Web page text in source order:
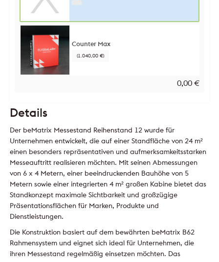
Counter Max
(1.040,00 €)
0,00 €
Details
Der beMatrix Messestand Reihenstand 12 wurde für
Unternehmen entwickelt, die auf einer Standfläche von 24 m²
einen besonders repräsentativen und aufmerksamkeitsstarken
Messeauftritt realisieren möchten. Mit seinen Abmessungen
von 6 x 4 Metern, einer beeindruckenden Bauhöhe von 5
Metern sowie einer integrierten 4 m² großen Kabine bietet das
Standkonzept maximale Sichtbarkeit und großzügige
Präsentationsflächen für Marken, Produkte und
Dienstleistungen.
Die Konstruktion basiert auf dem bewährten beMatrix B62
Rahmensystem und eignet sich ideal für Unternehmen, die
ihren Messestand regelmäßig einsetzen möchten. Das